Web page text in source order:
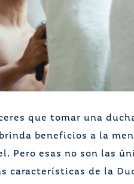
que tomar una
beneficios a la
Pero esas no son las
características de la